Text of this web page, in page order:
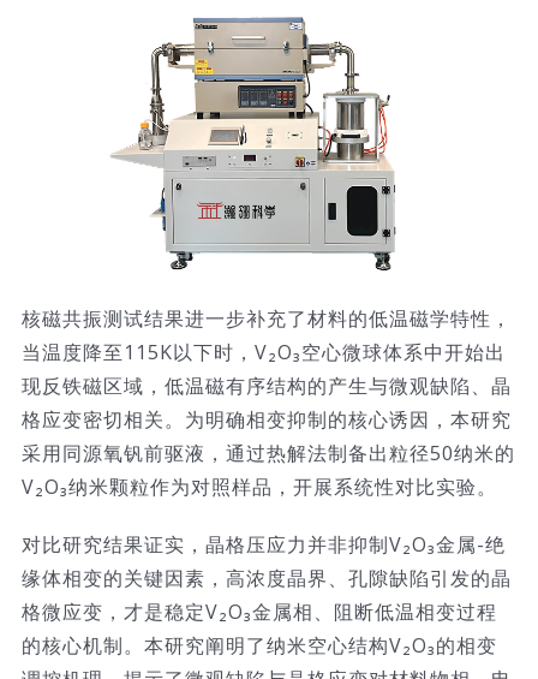
核磁共振测试结果进一步补充了材料的低温磁学特性，
当温度降至115K以下时，V₂O₃空心微球体系中开始出
现反铁磁区域，低温磁有序结构的产生与微观缺陷、晶
格应变密切相关。为明确相变抑制的核心诱因，本研究
采用同源氧钒前驱液，通过热解法制备出粒径50纳米的
V₂O₃纳米颗粒作为对照样品，开展系统性对比实验。
对比研究结果证实，晶格压应力并非抑制V₂O₃金属-绝
缘体相变的关键因素，高浓度晶界、孔隙缺陷引发的晶
格微应变，才是稳定V₂O₃金属相、阻断低温相变过程
的核心机制。本研究阐明了纳米空心结构V₂O₃的相变